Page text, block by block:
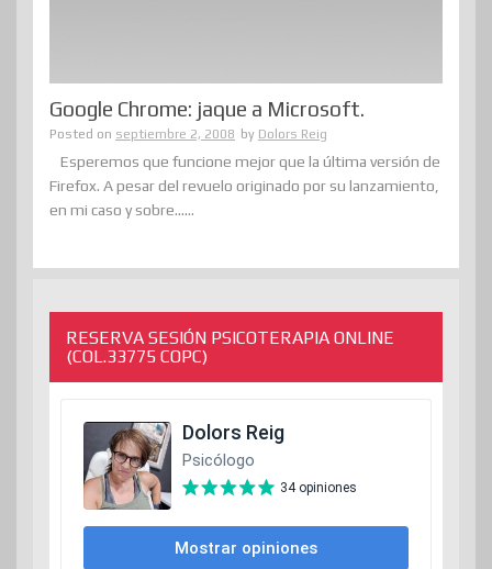
Google Chrome: jaque a Microsoft.
Posted on septiembre 2, 2008 by Dolors Reig
Esperemos que funcione mejor que la última versión de
Firefox. A pesar del revuelo originado por su lanzamiento,
en mi caso y sobre......
RESERVA SESIÓN PSICOTERAPIA ONLINE
(COL.33775 COPC)